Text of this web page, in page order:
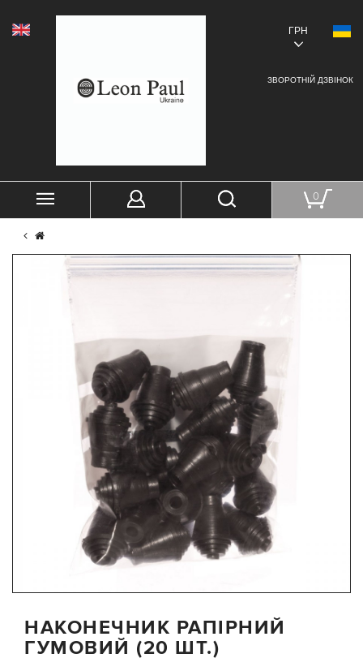
ЗВОРОТНІЙ ДЗВІНОК
ГРН
0
НАКОНЕЧНИК РАПІРНИЙ
ГУМОВИЙ (20 ШТ.)